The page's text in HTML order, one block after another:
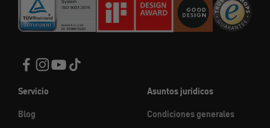
Servicio
Blog
Asuntos jurídicos
Condiciones generales